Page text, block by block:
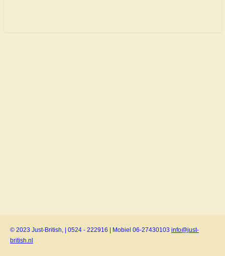
© 2023 Just-British, | 0524 - 222916 | Mobiel 06-27430103 info@just-
british.nl